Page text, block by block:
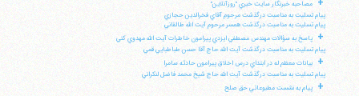
مصاحبه خبرنگار سايت خبري "روزآنلاين"
پيام تسليت به مناسبت درگذشت مرحوم آقاي فخرالدين حجازي
پيام تسليت به مناسبت درگذشت همسر مرحوم آيت الله طالقاني
+
پاسخ به سؤالات مهندس مصطفي ايزدي پيرامون خاطرات آيت الله مهدوي كني
پيام تسليت به مناسبت درگذشت آيت الله حاج آقا حسن طباطبايي قمي
+
بيانات معظم له در ابتداي درس اخلاق پيرامون حادثه سامرا
پيام تسليت به مناسبت درگذشت آيت الله حاج شيخ محمد فاضل لنكراني
+ پيام به نشست مطبوعاتي حق صلح